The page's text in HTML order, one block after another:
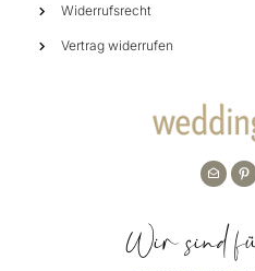
Widerrufsrecht
Vertrag widerrufen
Wir sind